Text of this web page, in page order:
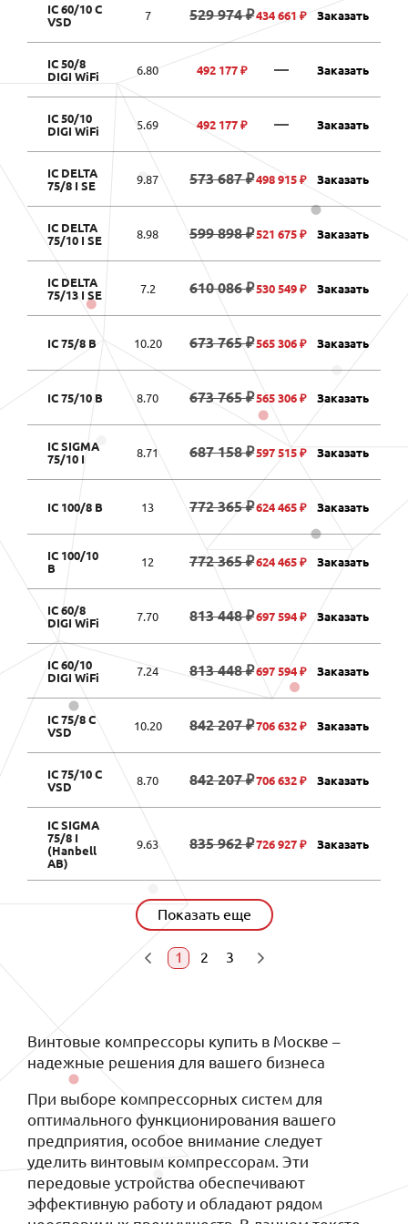
IC 60/10 C
VSD
7 529 974 ₽434 661 ₽ Заказать
IC 50/8
DIGI WiFi
6.80 492 177 ₽ — Заказать
IC 50/10
DIGI WiFi
5.69 492 177 ₽ — Заказать
IC DELTA
75/8 I SE
9.87 573 687 ₽498 915 ₽ Заказать
IC DELTA
75/10 I SE
8.98 599 898 ₽521 675 ₽ Заказать
IC DELTA
75/13 I SE
7.2 610 086 ₽530 549 ₽ Заказать
IC 75/8 B 10.20 673 765 ₽565 306 ₽ Заказать
IC 75/10 B 8.70 673 765 ₽565 306 ₽ Заказать
IC SIGMA
75/10 I
8.71 687 158 ₽597 515 ₽ Заказать
IC 100/8 B 13 772 365 ₽624 465 ₽ Заказать
IC 100/10
B
12 772 365 ₽624 465 ₽ Заказать
IC 60/8
DIGI WiFi
7.70 813 448 ₽697 594 ₽ Заказать
IC 60/10
DIGI WiFi
7.24 813 448 ₽697 594 ₽ Заказать
IC 75/8 C
VSD
10.20 842 207 ₽706 632 ₽ Заказать
IC 75/10 C
VSD
8.70 842 207 ₽706 632 ₽ Заказать
IC SIGMA
75/8 I
(Hanbell
AB)
9.63 835 962 ₽726 927 ₽ Заказать
Показать еще
1 2 3
Винтовые компрессоры купить в Москве –
надежные решения для вашего бизнеса
При выборе компрессорных систем для
оптимального функционирования вашего
предприятия, особое внимание следует
уделить винтовым компрессорам. Эти
передовые устройства обеспечивают
эффективную работу и обладают рядом